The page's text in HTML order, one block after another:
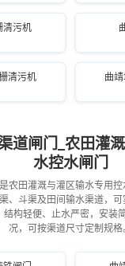
清污机
清污机 曲
道闸门_农田灌
水控水闸门
农田灌溉与灌区输水专用
、斗渠及田间输水渠道，可
结构轻便、止水严密，安装
况，可按渠道尺寸定制规格